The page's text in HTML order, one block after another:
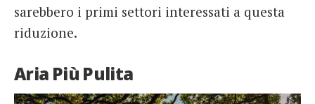
sarebbero i primi settori interessati a questa
riduzione.
Aria Più Pulita